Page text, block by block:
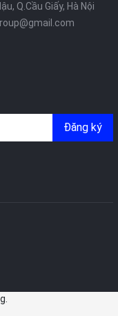
Q.Cầu Giấy, Hà Nội
Đăng ký